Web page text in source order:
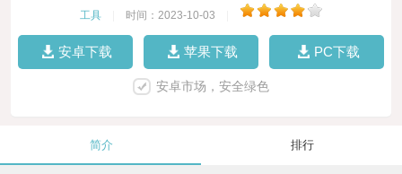
工具 时间：2023-10-03
安卓下载 苹果下载 PC下载
安卓市场，安全绿色
简介 排行